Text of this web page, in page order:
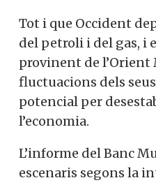
Tot i que Occident
del petroli i del gas, i
provinent de l’Orient
fluctuacions dels
potencial per
l’economia.
L’informe del Banc
escenaris segons la